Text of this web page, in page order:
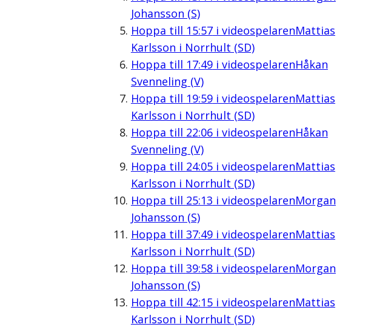
Johansson (S)
Hoppa till 15:57i videospelarenMattias
Karlsson i Norrhult (SD)
Hoppa till 17:49i videospelarenHåkan
Svenneling (V)
Hoppa till 19:59i videospelarenMattias
Karlsson i Norrhult (SD)
Hoppa till 22:06i videospelarenHåkan
Svenneling (V)
Hoppa till 24:05i videospelarenMattias
Karlsson i Norrhult (SD)
Hoppa till 25:13 i videospelarenMorgan
Johansson (S)
Hoppa till 37:49i videospelarenMattias
Karlsson i Norrhult (SD)
Hoppa till 39:58i videospelarenMorgan
Johansson (S)
Hoppa till 42:15i videospelarenMattias
Karlsson i Norrhult (SD)